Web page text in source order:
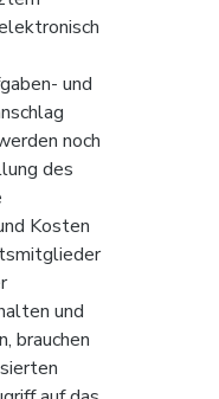
und
noch
des
Kosten
und
brauchen